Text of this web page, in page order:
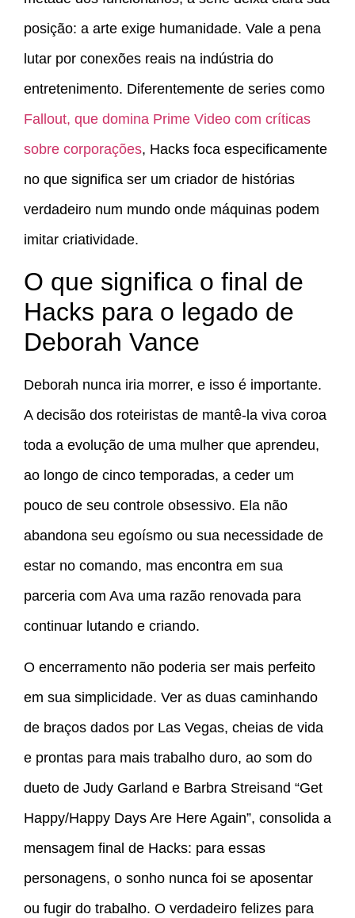
posição: a arte exige humanidade. Vale a pena
lutar por conexões reais na indústria do
entretenimento. Diferentemente de series como
Fallout, que domina Prime Video com críticas
sobre corporações, Hacks foca especificamente
no que significa ser um criador de histórias
verdadeiro num mundo onde máquinas podem
imitar criatividade.
O que significa o final de
Hacks para o legado de
Deborah Vance
Deborah nunca iria morrer, e isso é importante.
A decisão dos roteiristas de mantê-la viva coroa
toda a evolução de uma mulher que aprendeu,
ao longo de cinco temporadas, a ceder um
pouco de seu controle obsessivo. Ela não
abandona seu egoísmo ou sua necessidade de
estar no comando, mas encontra em sua
parceria com Ava uma razão renovada para
continuar lutando e criando.
O encerramento não poderia ser mais perfeito
em sua simplicidade. Ver as duas caminhando
de braços dados por Las Vegas, cheias de vida
e prontas para mais trabalho duro, ao som do
dueto de Judy Garland e Barbra Streisand “Get
Happy/Happy Days Are Here Again”, consolida a
mensagem final de Hacks: para essas
personagens, o sonho nunca foi se aposentar
ou fugir do trabalho. O verdadeiro felizes para